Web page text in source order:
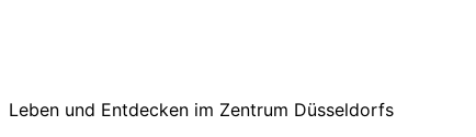
Leben und Entdecken im Zentrum Düsseldorfs